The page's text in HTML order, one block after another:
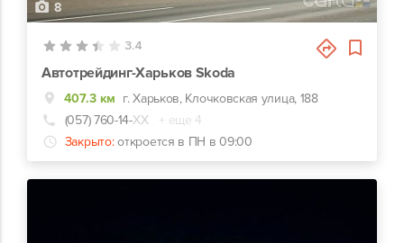
8
3.4
Автотрейдинг-Харьков Skoda
407.3 км г. Харьков, Клочковская улица, 188
(057) 760-14-ХХ
+ еще 4
Закрыто: откроется в ПН в 09:00